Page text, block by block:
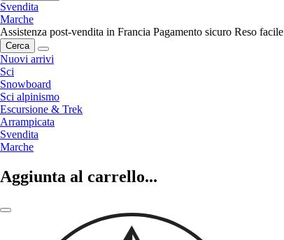
Svendita
Marche
Assistenza post-vendita in Francia Pagamento sicuro Reso facile
Cerca
Nuovi arrivi
Sci
Snowboard
Sci alpinismo
Escursione & Trek
Arrampicata
Svendita
Marche
Aggiunta al carrello...